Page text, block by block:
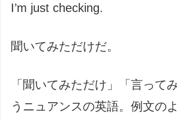
I’m just checking.
聞いてみただけだ。
「聞いてみただけ」「言って
うニュアンスの英語。例文の